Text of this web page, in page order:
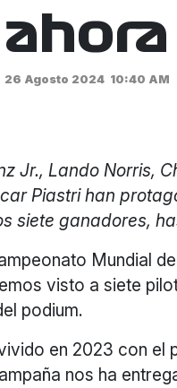
ahora
26 Agosto 2024 10:40 AM
Jr., Lando Norris,
Piastri han
siete ganadores,
Mundial
visto a siete
podium.
en 2023 con el
nos ha